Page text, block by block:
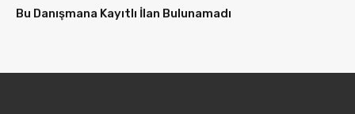
Bu Danışmana Kayıtlı İlan Bulunamadı